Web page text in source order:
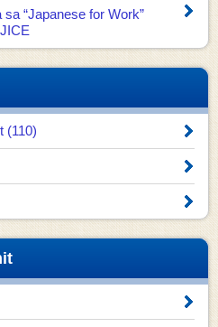
“Japanese for Work”
(110)